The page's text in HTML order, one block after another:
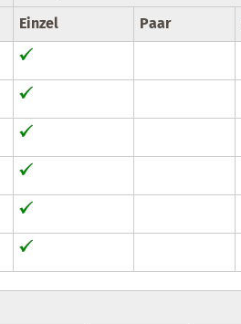
Einzel
Paar